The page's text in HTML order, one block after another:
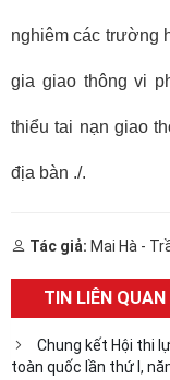
nghiêm các trường
gia giao thông vi
thiểu tai nạn giao
địa bàn ./.
Tác giả: Mai Hà -
TIN LIÊN QUAN
Chung kết Hội thi
toàn quốc lần thứ I,